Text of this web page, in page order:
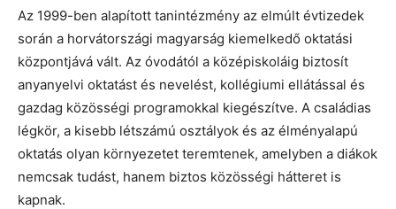
Az 1999-ben alapított tanintézmény az elmúlt évtizedek
során a horvátországi magyarság kiemelkedő oktatási
központjává vált. Az óvodától a középiskoláig biztosít
anyanyelvi oktatást és nevelést, kollégiumi ellátással és
gazdag közösségi programokkal kiegészítve. A családias
légkör, a kisebb létszámú osztályok és az élményalapú
oktatás olyan környezetet teremtenek, amelyben a diákok
nemcsak tudást, hanem biztos közösségi hátteret is
kapnak.